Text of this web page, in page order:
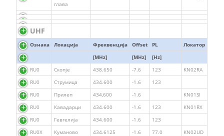
глава
UHF
Ознака Локација Фреквенција Offset PL
Локатор
[MHz]
[MHz]
[Hz]
RU0
Скопје 438.650 -7.6 123
KN02RА
RU0
Струмица 434.600 -1.6
123
RU0
Прилеп 434,600 -1.6
KN01SI
RU0
Кавадарци 434.600 -1.6 123
KN01RX
RU0
Гевгелија 434.600 -1.6
123
RU0Х
Куманово 434.6125 -1.6 77.0
KN02UD